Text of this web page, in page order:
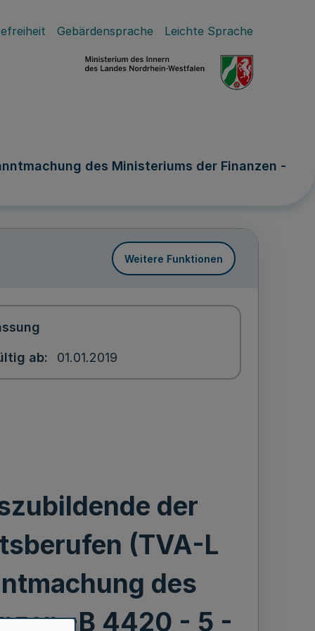
Gebärdensprache Leichte Sprache
des Ministeriums der Finanzen -
Weitere Funktionen
ab 01.01.2019
der
(TVA-L
des
-B 4420 - 5 -